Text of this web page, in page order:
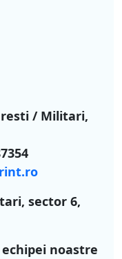
/ Militari,
sector 6,
noastre